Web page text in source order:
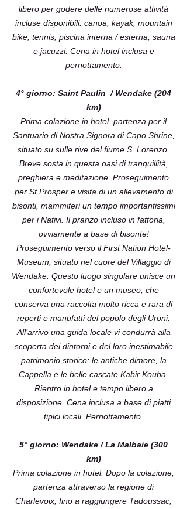
libero per godere delle numerose attività
incluse disponibili: canoa, kayak, mountain
bike, tennis, piscina interna / esterna, sauna
e jacuzzi. Cena in hotel inclusa e
pernottamento.
4° giorno: Saint Paulin / Wendake (204
km)
Prima colazione in hotel. partenza per il
Santuario di Nostra Signora di Capo Shrine,
situato su sulle rive del fiume S. Lorenzo.
Breve sosta in questa oasi di tranquillità,
preghiera e meditazione. Proseguimento
per St Prosper e visita di un allevamento di
bisonti, mammiferi un tempo importantissimi
per i Nativi. Il pranzo incluso in fattoria,
ovviamente a base di bisonte!
Proseguimento verso il First Nation Hotel-
Museum, situato nel cuore del Villaggio di
Wendake. Questo luogo singolare unisce un
confortevole hotel e un museo, che
conserva una raccolta molto ricca e rara di
reperti e manufatti del popolo degli Uroni.
All’arrivo una guida locale vi condurrà alla
scoperta dei dintorni e del loro inestimabile
patrimonio storico: le antiche dimore, la
Cappella e le belle cascate Kabir Kouba.
Rientro in hotel e tempo libero a
disposizione. Cena inclusa a base di piatti
tipici locali. Pernottamento.
5° giorno: Wendake / La Malbaie (300
km)
Prima colazione in hotel. Dopo la colazione,
partenza attraverso la regione di
Charlevoix, fino a raggiungere Tadoussac,